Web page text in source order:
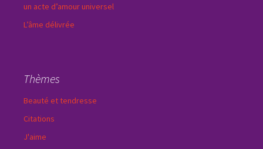
un acte d’amour universel
L’âme délivrée
Thèmes
Beauté et tendresse
Citations
J'aime